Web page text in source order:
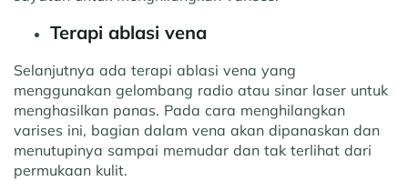
Terapi ablasi vena
Selanjutnya ada terapi ablasi vena yang
menggunakan gelombang radio atau sinar laser untuk
menghasilkan panas. Pada cara menghilangkan
varises ini, bagian dalam vena akan dipanaskan dan
menutupinya sampai memudar dan tak terlihat dari
permukaan kulit.